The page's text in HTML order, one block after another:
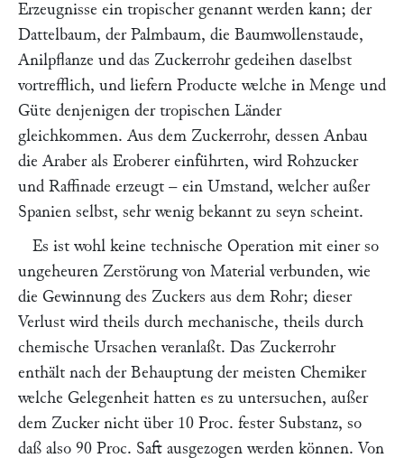
Erzeugnisse ein tropischer genannt werden kann; der
Dattelbaum, der Palmbaum, die Baumwollenstaude,
Anilpflanze und das Zuckerrohr gedeihen daselbst
vortrefflich, und liefern Producte welche in Menge und
Güte denjenigen der tropischen Länder
gleichkommen. Aus dem Zuckerrohr, dessen Anbau
die Araber als Eroberer einführten, wird Rohzucker
und Raffinade erzeugt – ein Umstand, welcher außer
Spanien selbst, sehr wenig bekannt zu seyn scheint.
Es ist wohl keine technische Operation mit einer so
ungeheuren Zerstörung von Material verbunden, wie
die Gewinnung des Zuckers aus dem Rohr; dieser
Verlust wird theils durch mechanische, theils durch
chemische Ursachen veranlaßt. Das Zuckerrohr
enthält nach der Behauptung der meisten Chemiker
welche Gelegenheit hatten es zu untersuchen, außer
dem Zucker nicht über 10 Proc. fester Substanz, so
daß also 90 Proc. Saft ausgezogen werden können. Von